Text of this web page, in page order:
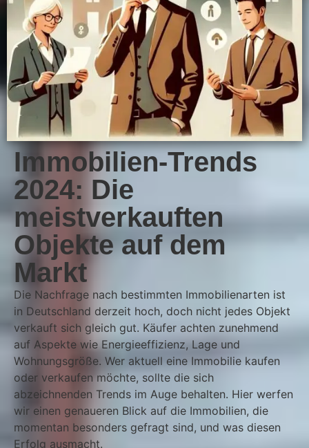
Immobilien-Trends
2024: Die
meistverkauften
Objekte auf dem
Markt
Die Nachfrage nach bestimmten Immobilienarten ist
in Deutschland derzeit hoch, doch nicht jedes Objekt
verkauft sich gleich gut. Käufer achten zunehmend
auf Aspekte wie Energieeffizienz, Lage und
Wohnungsgröße. Wer aktuell eine Immobilie kaufen
oder verkaufen möchte, sollte die sich
abzeichnenden Trends im Auge behalten. Hier werfen
wir einen genaueren Blick auf die Immobilien, die
momentan besonders gefragt sind, und was diesen
Erfolg ausmacht.